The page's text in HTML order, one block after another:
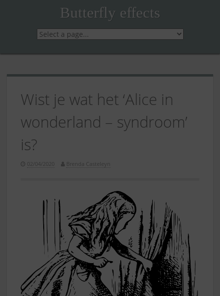
Butterfly effects
Wist je wat het ‘Alice in
wonderland – syndroom’
is?
02/04/2020 Brenda Casteleyn